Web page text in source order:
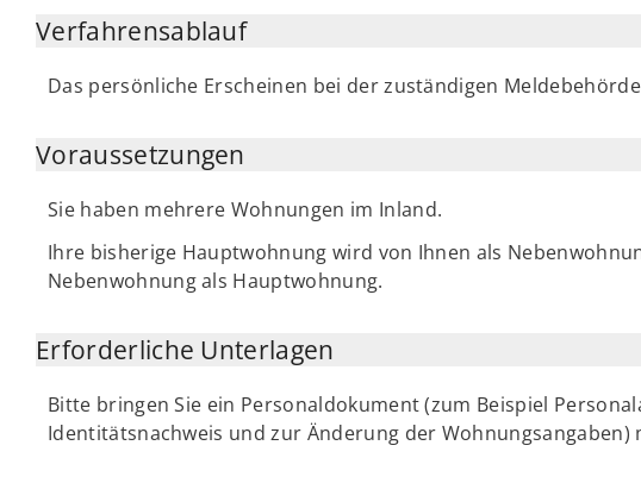
Verfahrensablauf
Das persönliche Erscheinen bei der zuständigen
Voraussetzungen
Sie haben mehrere Wohnungen im Inland.
Ihre bisherige Hauptwohnung wird von Ihnen als
Nebenwohnung als Hauptwohnung.
Erforderliche Unterlagen
Bitte bringen Sie ein Personaldokument (zum Beispiel
Identitätsnachweis und zur Änderung der Wohnungsangaben)